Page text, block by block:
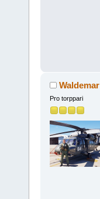
Waldemar
Pro torppari